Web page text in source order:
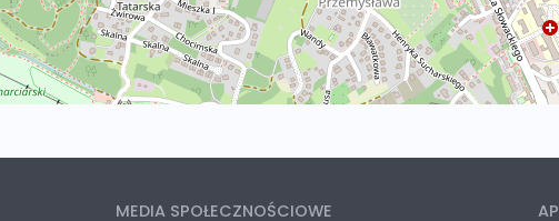
MEDIA SPOŁECZNOŚCIOWE